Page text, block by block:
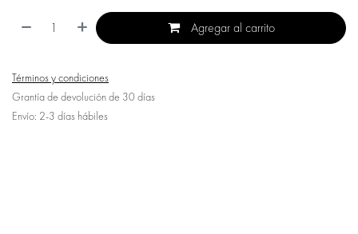
Agregar al carrito
Términos y condiciones
Grantía de devolución de 30 días
Envío: 2-3 días hábiles